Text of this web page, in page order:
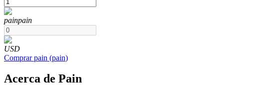
Futuros del USDT
Futuros que utilizan USDT como garantía
painpain
USD
Comprar pain (pain)
Acerca de Pain